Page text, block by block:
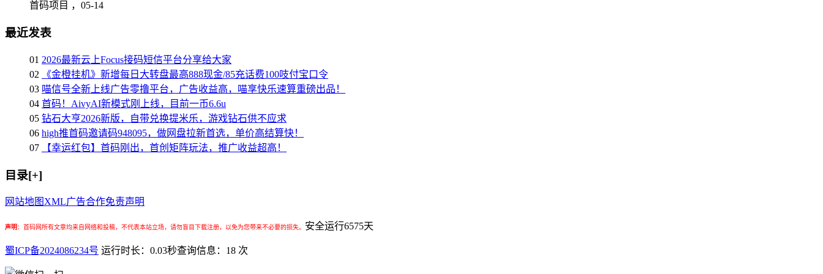
首码项目 ， 05-14
最近发表
01 2026最新云上Focus接码短信平台分享给大家
02
《金橙挂机》新增每日大转盘最高888现金/85充话费100吱付宝口令
03 喵信号全新上线广告零撸平台，广告收益高，喵享快乐速算重磅出品！
04 首码！AivyAI新模式刚上线，目前一币6.6u
05 钻石大亨2026新版，自带兑换提米乐，游戏钻石供不应求
06 high推首码邀请码948095，做网盘拉新首选，单价高结算快！
07
【幸运红包】首码刚出，首创矩阵玩法，推广收益超高！
目录[+]
网站地图 XML广告合作免责声明
声明： 首码网所有文章均来自网络和投稿，不代表本站立场，请勿盲目下载注册，以免为您带来不必要的损失。 安全运行6575天
蜀ICP备2024086234号 运行时长：0.03秒查询信息：18 次